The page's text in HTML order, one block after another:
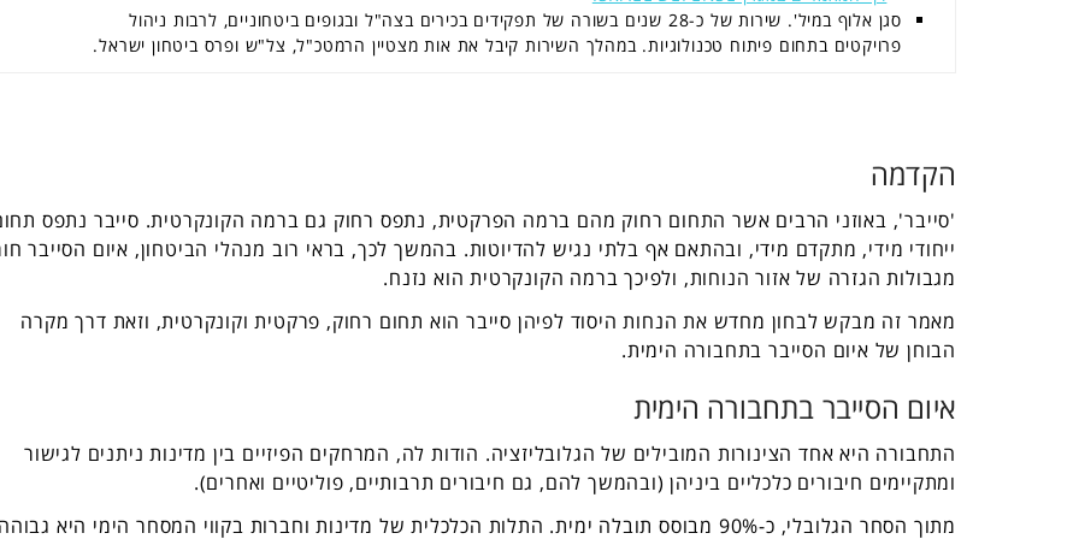
סגן אלוף במיל'. שירות של כ-28 שנים בשורה של תפקידים בכירים בצה"ל ובגופים ביטחוניים, לרבות ניהול
פרויקטים בתחום פיתוח טכנולוגיות. במהלך השירות קיבל את אות מצטיין הרמטכ"ל, צל"ש ופרס ביטחון ישראל.
הקדמה
'סייבר', באוזני הרבים אשר התחום רחוק מהם ברמה הפרקטית, נתפס רחוק גם ברמה הקונקרטית. סייבר נתפס
ייחודי מידי, מתקדם מידי, ובהתאם אף בלתי נגיש להדיוטות. בהמשך לכך, בראי רוב מנהלי הביטחון, איום הסייבר
מגבולות הגזרה של אזור הנוחות, ולפיכך ברמה הקונקרטית הוא נזנח.
מאמר זה מבקש לבחון מחדש את הנחות היסוד לפיהן סייבר הוא תחום רחוק, פרקטית וקונקרטית, וזאת דרך מקרה
הבוחן של איום הסייבר בתחבורה הימית.
איום הסייבר בתחבורה הימית
התחבורה היא אחד הצינורות המובילים של הגלובליזציה. הודות לה, המרחקים הפיזיים בין מדינות ניתנים לגישור
ומתקיימים חיבורים כלכליים ביניהן (ובהמשך להם, גם חיבורים תרבותיים, פוליטיים ואחרים).
מתוך הסחר הגלובלי, כ-90% מבוסס תובלה ימית. התלות הכלכלית של מדינות וחברות בקווי המסחר הימי היא